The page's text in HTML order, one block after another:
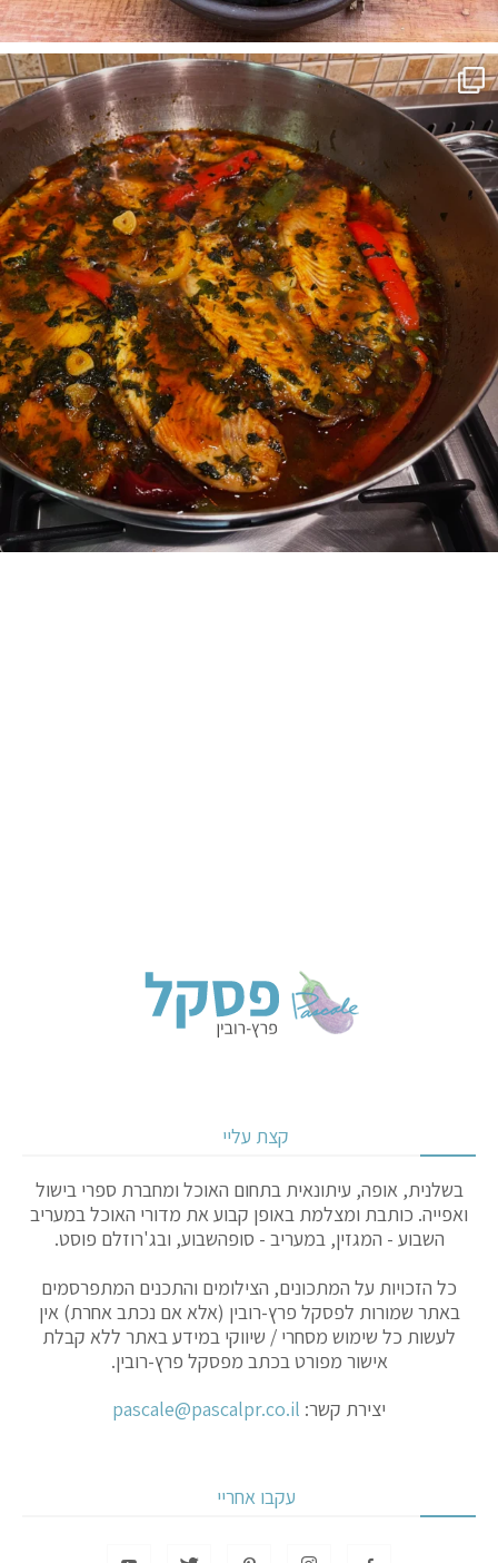
קצת עליי
בשלנית, אופה, עיתונאית בתחום האוכל ומחברת ספרי בישול
ואפייה. כותבת ומצלמת באופן קבוע את מדורי האוכל במעריב
השבוע - המגזין, במעריב - סופהשבוע, ובג'רוזלם פוסט.
כל הזכויות על המתכונים, הצילומים והתכנים המתפרסמים
באתר שמורות לפסקל פרץ-רובין (אלא אם נכתב אחרת) אין
לעשות כל שימוש מסחרי / שיווקי במידע באתר ללא קבלת
אישור מפורט בכתב מפסקל פרץ-רובין.
יצירת קשר: pascale@pascalpr.co.il
עקבו אחריי